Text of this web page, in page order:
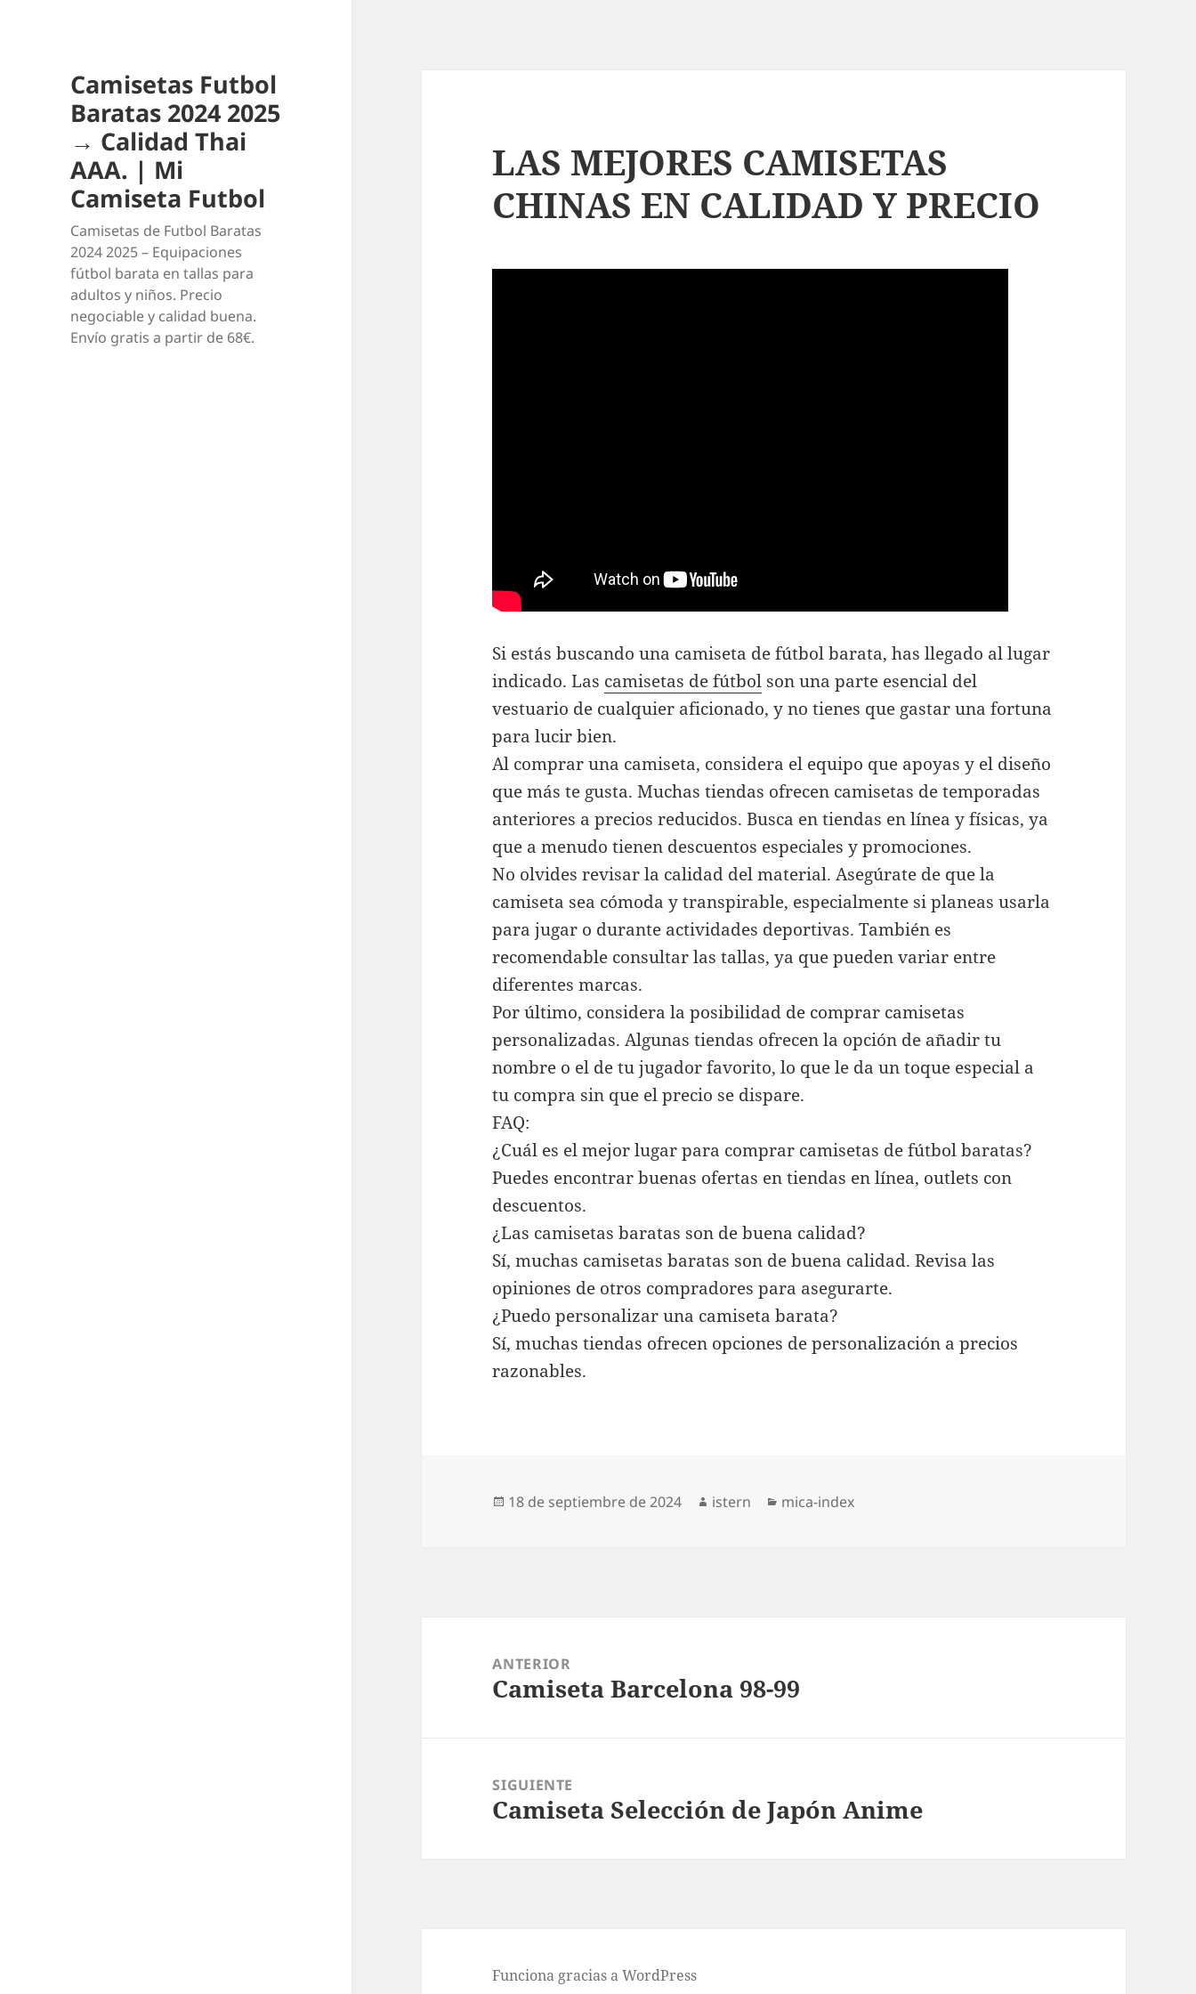
Camisetas Futbol
Baratas 2024 2025
→ Calidad Thai
AAA. | Mi
Camiseta Futbol
Camisetas de Futbol Baratas
2024 2025 – Equipaciones
fútbol barata en tallas para
adultos y niños. Precio
negociable y calidad buena.
Envío gratis a partir de 68€.
LAS MEJORES CAMISETAS
CHINAS EN CALIDAD Y PRECIO
Si estás buscando una camiseta de fútbol barata, has llegado al lugar
indicado. Las camisetas de fútbol son una parte esencial del
vestuario de cualquier aficionado, y no tienes que gastar una fortuna
para lucir bien.
Al comprar una camiseta, considera el equipo que apoyas y el diseño
que más te gusta. Muchas tiendas ofrecen camisetas de temporadas
anteriores a precios reducidos. Busca en tiendas en línea y físicas, ya
que a menudo tienen descuentos especiales y promociones.
No olvides revisar la calidad del material. Asegúrate de que la
camiseta sea cómoda y transpirable, especialmente si planeas usarla
para jugar o durante actividades deportivas. También es
recomendable consultar las tallas, ya que pueden variar entre
diferentes marcas.
Por último, considera la posibilidad de comprar camisetas
personalizadas. Algunas tiendas ofrecen la opción de añadir tu
nombre o el de tu jugador favorito, lo que le da un toque especial a
tu compra sin que el precio se dispare.
FAQ:
¿Cuál es el mejor lugar para comprar camisetas de fútbol baratas?
Puedes encontrar buenas ofertas en tiendas en línea, outlets con
descuentos.
¿Las camisetas baratas son de buena calidad?
Sí, muchas camisetas baratas son de buena calidad. Revisa las
opiniones de otros compradores para asegurarte.
¿Puedo personalizar una camiseta barata?
Sí, muchas tiendas ofrecen opciones de personalización a precios
razonables.
Publicado
18 de septiembre de 2024 Autor
istern Categorías
mica-index
entradas
ANTERIOR
Entrada
Camiseta Barcelona 98-99
SIGUIENTE
Entrada
Camiseta Selección de Japón Anime
Funciona gracias a WordPress